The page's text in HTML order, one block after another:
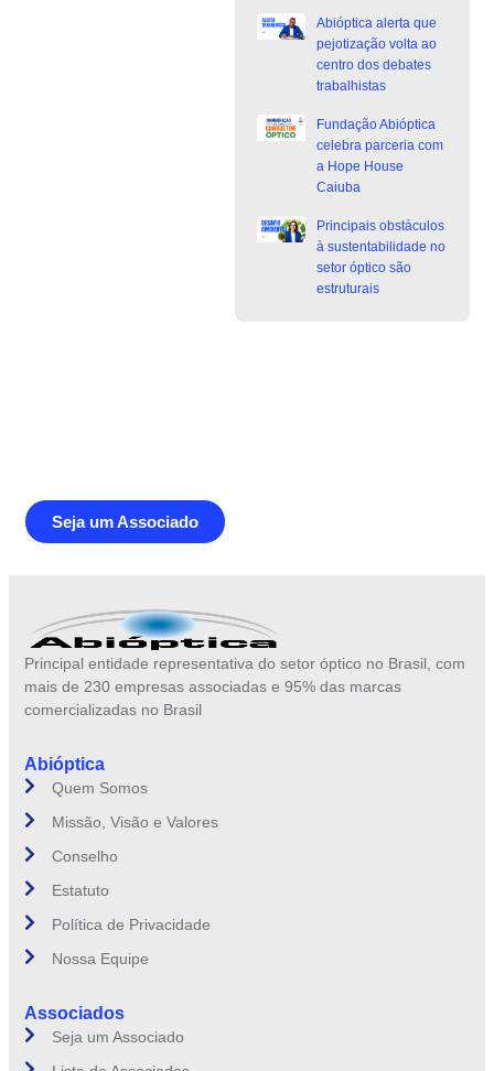
Abióptica alerta que
pejotização volta ao
centro dos debates
trabalhistas
Fundação Abióptica
celebra parceria com
a Hope House
Caiuba
Principais obstáculos
à sustentabilidade no
setor óptico são
estruturais
Seja um Associado
Principal entidade representativa do setor óptico no Brasil, com
mais de 230 empresas associadas e 95% das marcas
comercializadas no Brasil
Abióptica
Quem Somos
Missão, Visão e Valores
Conselho
Estatuto
Política de Privacidade
Nossa Equipe
Associados
Seja um Associado